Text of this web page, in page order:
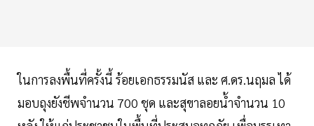
ในการลงพื้นที่ครั้งนี้ ร้อยเอกธรรมนัส และ ศ.ดร.นฤมล ได้
มอบถุงยังชีพจำนวน 700 ชุด และสุขาลอยน้ำจำนวน 10